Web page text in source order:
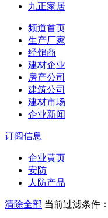
九正家居
频道首页
生产厂家
经销商
建材企业
房产公司
建筑公司
建材市场
企业新闻
订阅信息
企业黄页
安防
人防产品
清除全部 当前过滤条件：